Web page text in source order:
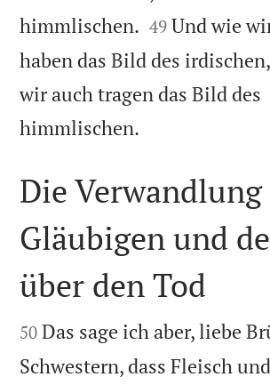
himmlischen. 

49 Und wie
haben das Bild des
wir auch tragen das Bild des
himmlischen.

Die
Gläubigen und
über den Tod

50 Das sage ich aber, liebe
Schwestern, dass Fleisch